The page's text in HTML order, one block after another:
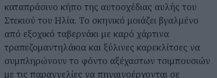
καταπράσινο κήπο της αυτοσχέδιας αυλής του
Στεκιού του Ηλία. Το σκηνικό μοιάζει βγαλμένο
από εξοχικό ταβερνάκι με καρό χάρτινα
τραπεζομαντηλάκια και ξύλινες καρεκλίτσες να
συμπληρώνουν το φόντο αξέχαστων τσιμπουσιών
με τις παραγγελίες να πηγαινοέρχονται σε